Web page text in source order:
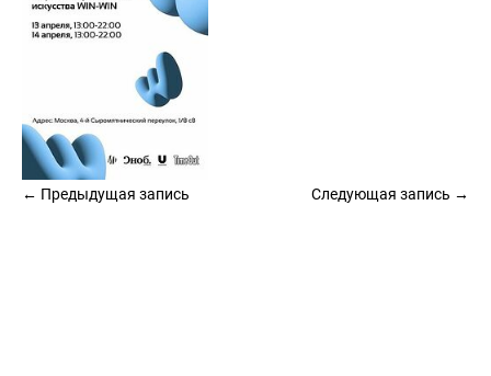
← Предыдущая запись Следующая запись →